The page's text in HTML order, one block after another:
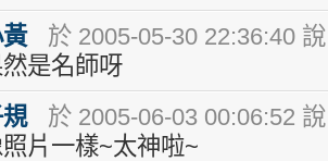
於 2005-05-30 22:36:40 說
是名師呀
於 2005-06-03 00:06:52 說
片一樣~太神啦~